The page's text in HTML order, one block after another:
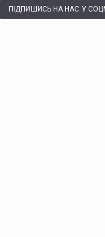
ПІДПИШИСЬ НА НАС У